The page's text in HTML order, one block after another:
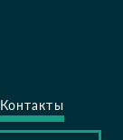
Контакты